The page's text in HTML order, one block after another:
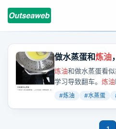
做水蒸蛋和炼油
都是相通的
炼油和做水蒸蛋看
学习导致翻车。 炼油
水对新手更友好且
哥飞昨晚直播演示
#炼油 #水蒸蛋